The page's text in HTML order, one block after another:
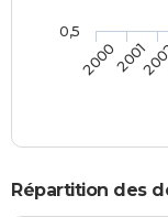
20002001
0,5
Répartition des